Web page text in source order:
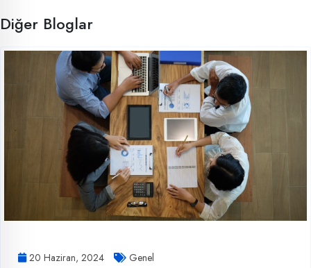
Diğer Bloglar
20 Haziran, 2024 Genel